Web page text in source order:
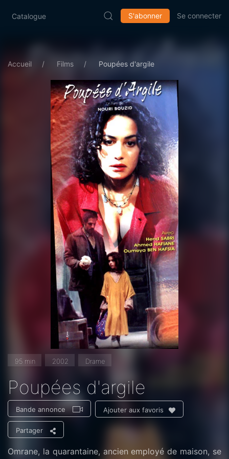
Catalogue S'abonner Se connecter
Accueil Films Poupées d'argile
95 min 2002 Drame
Poupées d'argile
Bande annonce Ajouter aux favoris
Partager
Omrane, la quarantaine, ancien employé de maison, se